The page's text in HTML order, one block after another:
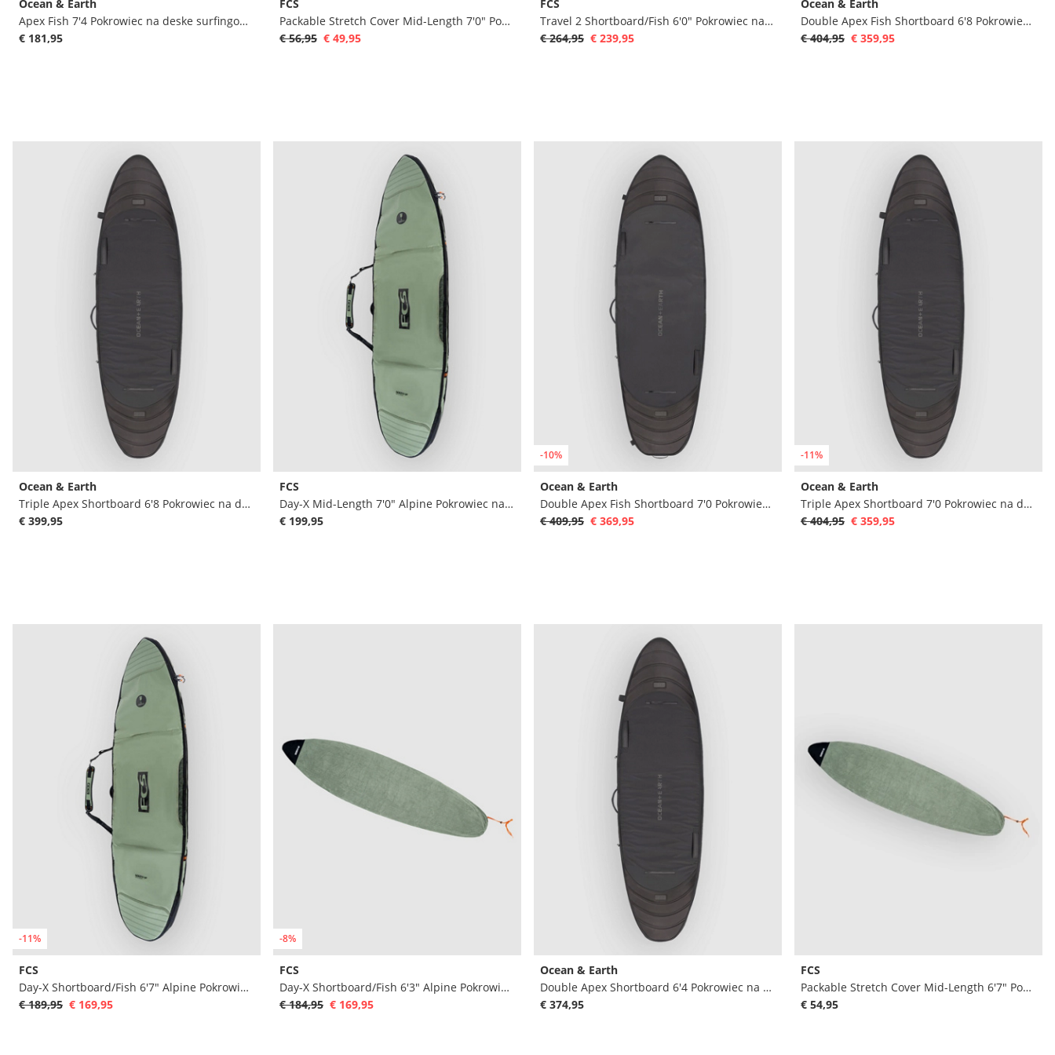
Ocean & Earth
Apex Fish 7'4 Pokrowiec na deske surfingowa
€ 181,95
FCS
Packable Stretch Cover Mid-Length 7'0" Pokrowiec na deske surfingowa
€ 56,95 € 49,95
FCS
Travel 2 Shortboard/Fish 6'0" Pokrowiec na deske surfingowa
€ 264,95 € 239,95
Ocean & Earth
Double Apex Fish Shortboard 6'8 Pokrowiec na deske surfingowa
€ 404,95 € 359,95
Ocean & Earth
Triple Apex Shortboard 6'8 Pokrowiec na deske surfingowa
€ 399,95
FCS
Day-X Mid-Length 7'0" Alpine Pokrowiec na deske surfingowa
€ 199,95
-10%
Ocean & Earth
Double Apex Fish Shortboard 7'0 Pokrowiec na deske surfingowa
€ 409,95 € 369,95
-11%
Ocean & Earth
Triple Apex Shortboard 7'0 Pokrowiec na deske surfingowa
€ 404,95 € 359,95
-11%
FCS
Day-X Shortboard/Fish 6'7" Alpine Pokrowiec na deske surfingowa
€ 189,95 € 169,95
-8%
FCS
Day-X Shortboard/Fish 6'3" Alpine Pokrowiec na deske surfingowa
€ 184,95 € 169,95
Ocean & Earth
Double Apex Shortboard 6'4 Pokrowiec na deske surfingowa
€ 374,95
FCS
Packable Stretch Cover Mid-Length 6'7" Pokrowiec na deske surfingowa
€ 54,95